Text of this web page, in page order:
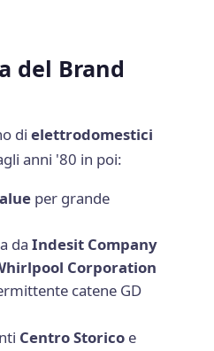
del Brand
dielettrodomestici
anni '80 in poi:
per grande
daIndesit Company
Corporation
catene GD
Centro Storico e